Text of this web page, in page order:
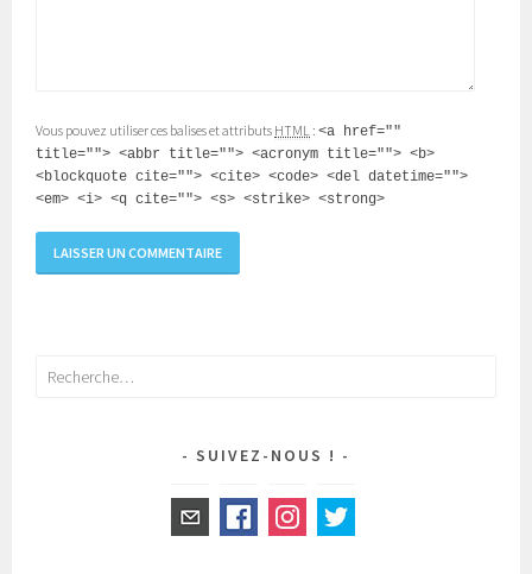
Vous pouvez utiliser ces balises et attributs HTML :<a href=""
title=""> <abbr title=""> <acronym title=""> <b>
<blockquote cite=""> <cite> <code> <del datetime="">
<em> <i> <q cite=""> <s> <strike> <strong>
Rechercher :
SUIVEZ-NOUS !